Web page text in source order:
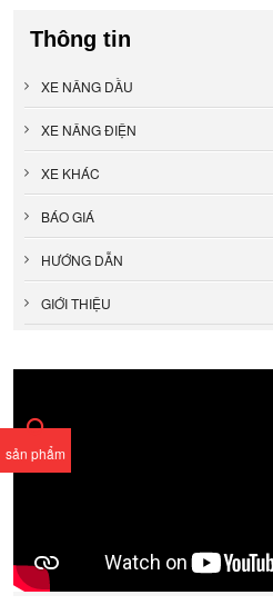
sản phẩm
Thông tin
XE NÂNG DẦU
XE NÂNG ĐIỆN
XE KHÁC
BÁO GIÁ
HƯỚNG DẪN
GIỚI THIỆU